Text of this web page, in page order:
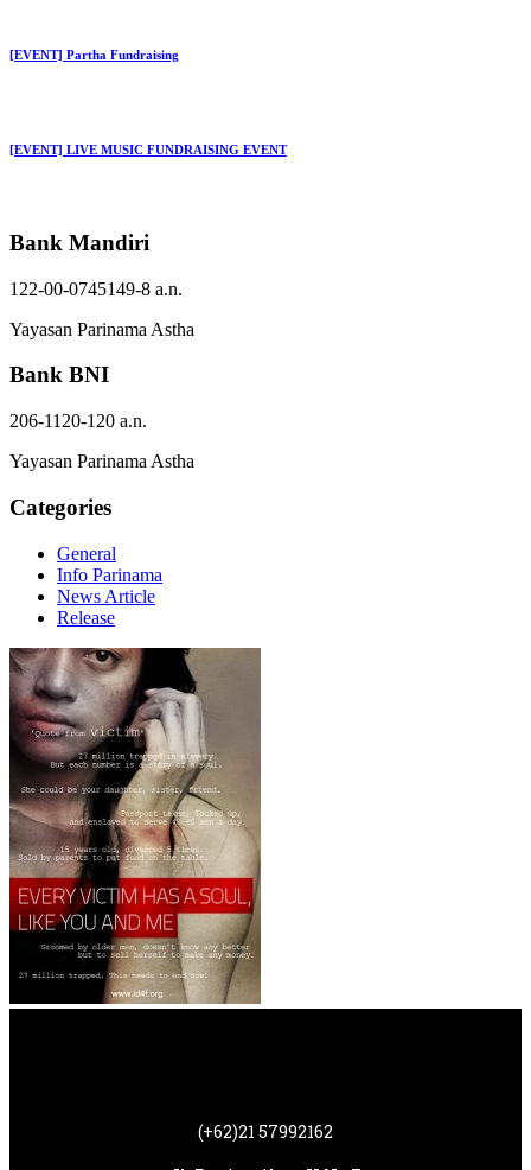
[EVENT] Partha Fundraising
[EVENT] LIVE MUSIC FUNDRAISING EVENT
Bank Mandiri
122-00-0745149-8 a.n.
Yayasan Parinama Astha
Bank BNI
206-1120-120 a.n.
Yayasan Parinama Astha
Categories
General
Info Parinama
News Article
Release
(+62)21 57992162